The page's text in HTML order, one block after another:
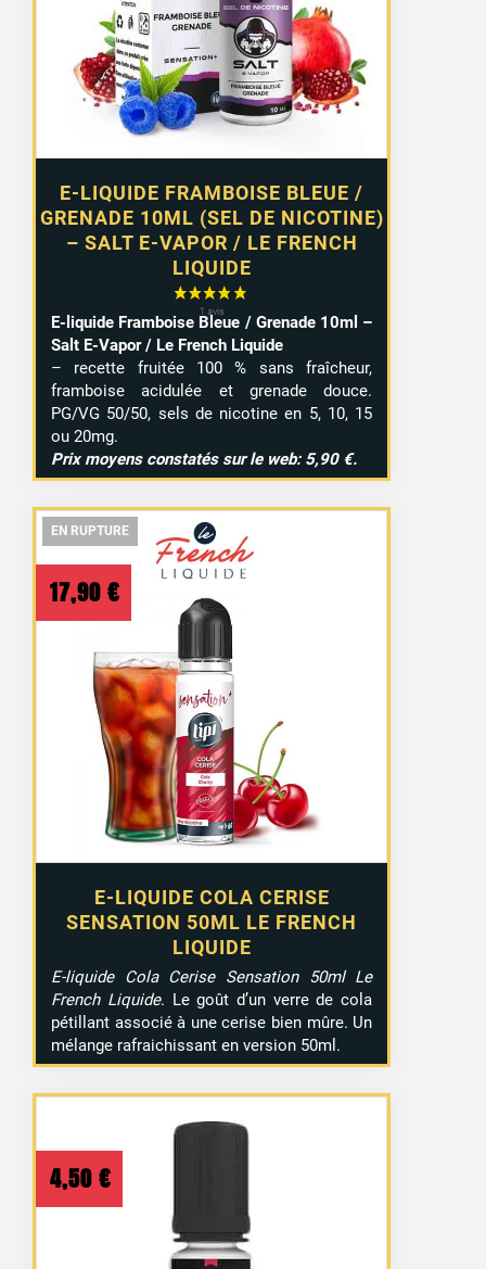
E-LIQUIDE FRAMBOISE BLEUE /
GRENADE 10ML (SEL DE NICOTINE)
– SALT E-VAPOR / LE FRENCH
LIQUIDE
E-liquide Framboise Bleue / Grenade 10ml –
Salt E-Vapor / Le French Liquide
– recette fruitée 100 % sans fraîcheur,
framboise acidulée et grenade douce.
PG/VG 50/50, sels de nicotine en 5, 10, 15
ou 20mg.
Prix moyens constatés sur le web: 5,90 €.
EN RUPTURE
EN RUPTURE
E-LIQUIDE COLA CERISE
SENSATION 50ML LE FRENCH
LIQUIDE
17,90 €
E-liquide Cola Cerise Sensation 50ml Le
French Liquide. Le goût d’un verre de cola
pétillant associé à une cerise bien mûre. Un
mélange rafraichissant en version 50ml.
EN RUPTURE
4,50 €